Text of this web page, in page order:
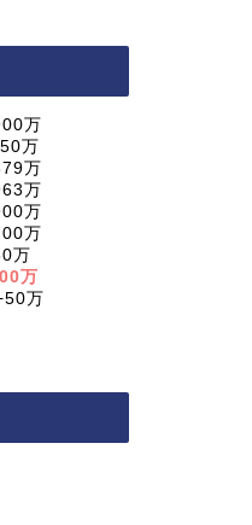
万
万
万
万
万
万
万
万
万